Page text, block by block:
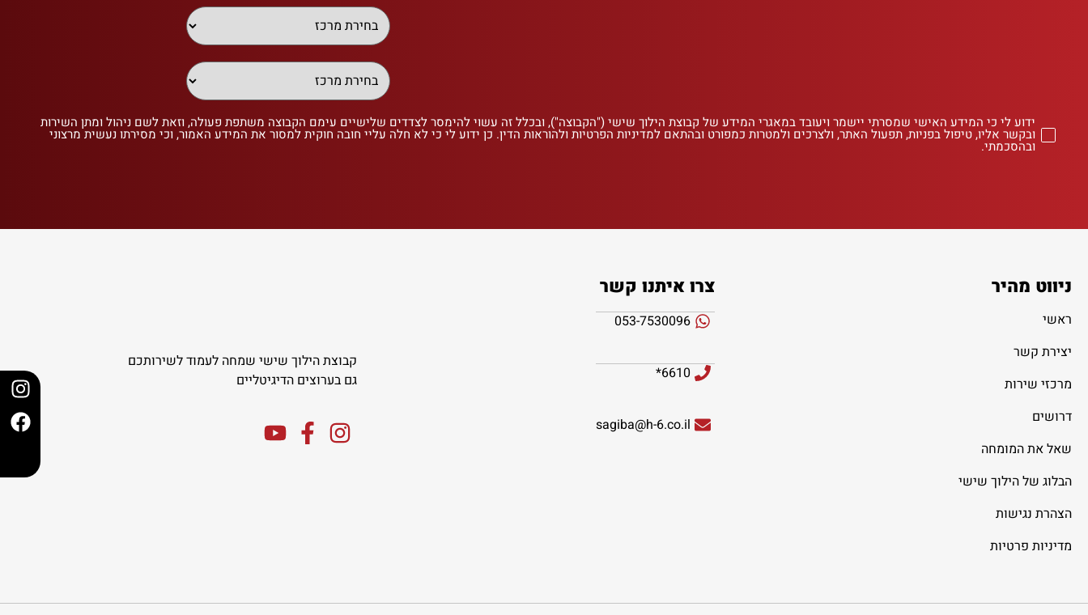
ידוע לי כי המידע האישי שמסרתי יישמר ויעובד במאגרי המידע של קבוצת הילוך שישי ("הקבוצה"), ובכלל זה עשוי להימסר לצדדים שלישיים עימם הקבוצה משתפת פעולה, וזאת לשם ניהול ומתן השירות
ובקשר אליו, טיפול בפניות, תפעול האתר, ולצרכים ולמטרות כמפורט ובהתאם למדיניות הפרטיות ולהוראות הדין. כן ידוע לי כי לא חלה עליי חובה חוקית למסור את המידע האמור, וכי מסירתו נעשית מרצוני
ובהסכמתי.
ניווט מהיר
ראשי
יצירת קשר
מרכזי שירות
דרושים
שאל את המומחה
הבלוג של הילוך שישי
הצהרת נגישות
מדיניות פרטיות
צרו איתנו קשר
053-7530096
6610*
sagiba@h-6.co.il
קבוצת הילוך שישי שמחה לעמוד לשירותכם
גם בערוצים הדיגיטליים